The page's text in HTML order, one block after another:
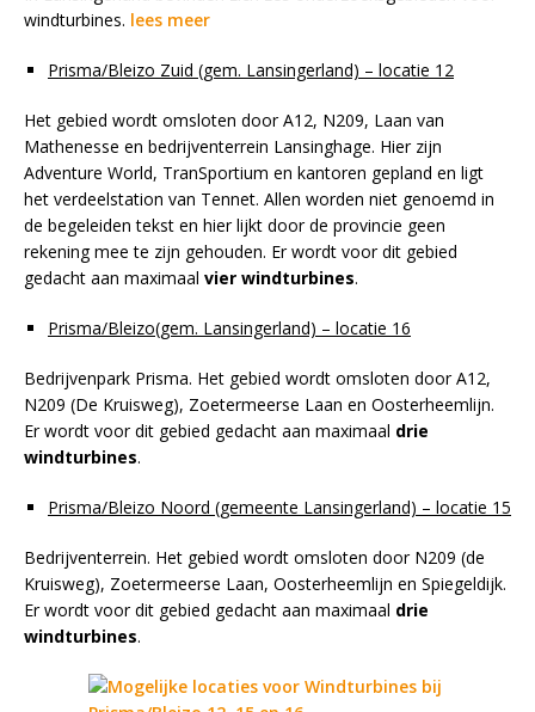
windturbines. lees meer
Prisma/Bleizo Zuid (gem. Lansingerland) – locatie 12
Het gebied wordt omsloten door A12, N209, Laan van
Mathenesse en bedrijventerrein Lansinghage. Hier zijn
Adventure World, TranSportium en kantoren gepland en ligt
het verdeelstation van Tennet. Allen worden niet genoemd in
de begeleiden tekst en hier lijkt door de provincie geen
rekening mee te zijn gehouden. Er wordt voor dit gebied
gedacht aan maximaal vier windturbines.
Prisma/Bleizo(gem. Lansingerland) – locatie 16
Bedrijvenpark Prisma. Het gebied wordt omsloten door A12,
N209 (De Kruisweg), Zoetermeerse Laan en Oosterheemlijn.
Er wordt voor dit gebied gedacht aan maximaal drie
windturbines.
Prisma/Bleizo Noord (gemeente Lansingerland) – locatie 15
Bedrijventerrein. Het gebied wordt omsloten door N209 (de
Kruisweg), Zoetermeerse Laan, Oosterheemlijn en Spiegeldijk.
Er wordt voor dit gebied gedacht aan maximaal drie
windturbines.